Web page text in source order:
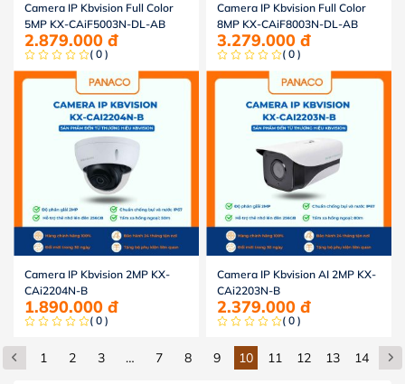
Camera IP Kbvision Full Color
5MP KX-CAiF5003N-DL-AB
2.879.000 đ
( 0 )
Camera IP Kbvision Full Color
8MP KX-CAiF8003N-DL-AB
3.279.000 đ
( 0 )
Camera IP Kbvision 2MP KX-
CAi2204N-B
1.890.000 đ
( 0 )
Camera IP Kbvision AI 2MP KX-
CAi2203N-B
2.379.000 đ
( 0 )
1 2 3 … 7 8 9 10 11 12 13 14